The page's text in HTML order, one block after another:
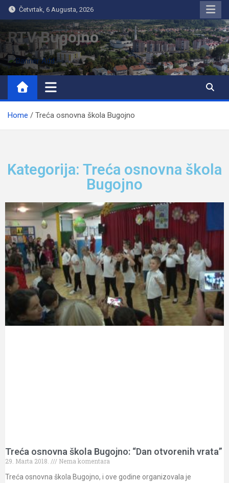
Četvrtak, 6 Augusta, 2026
RTV Bugojno
Home Treća osnovna škola Bugojno
Kategorija: Treća osnovna škola
Bugojno
Treća osnovna škola Bugojno: “Dan otvorenih vrata”
29. Marta 2018.
Nema komentara
Treća osnovna škola Bugojno, i ove godine organizovala je